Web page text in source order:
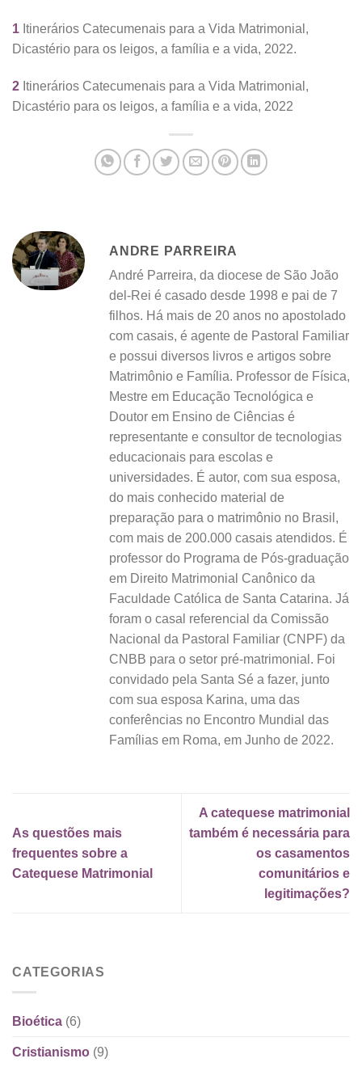
1 Itinerários Catecumenais para a Vida Matrimonial,
Dicastério para os leigos, a família e a vida, 2022.
2 Itinerários Catecumenais para a Vida Matrimonial,
Dicastério para os leigos, a família e a vida, 2022
ANDRE PARREIRA
André Parreira, da diocese de São João
del-Rei é casado desde 1998 e pai de 7
filhos. Há mais de 20 anos no apostolado
com casais, é agente de Pastoral Familiar
e possui diversos livros e artigos sobre
Matrimônio e Família. Professor de Física,
Mestre em Educação Tecnológica e
Doutor em Ensino de Ciências é
representante e consultor de tecnologias
educacionais para escolas e
universidades. É autor, com sua esposa,
do mais conhecido material de
preparação para o matrimônio no Brasil,
com mais de 200.000 casais atendidos. É
professor do Programa de Pós-graduação
em Direito Matrimonial Canônico da
Faculdade Católica de Santa Catarina. Já
foram o casal referencial da Comissão
Nacional da Pastoral Familiar (CNPF) da
CNBB para o setor pré-matrimonial. Foi
convidado pela Santa Sé a fazer, junto
com sua esposa Karina, uma das
conferências no Encontro Mundial das
Famílias em Roma, em Junho de 2022.
As questões mais
frequentes sobre a
Catequese Matrimonial
A catequese matrimonial
também é necessária para
os casamentos
comunitários e
legitimações?
CATEGORIAS
Bioética (6)
Cristianismo (9)